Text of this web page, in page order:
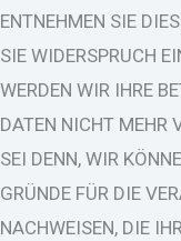
ENTNEHMEN SIE
SIE WIDERSPRUCH
WERDEN WIR IHRE
DATEN NICHT MEHR
SEI DENN, WIR
GRÜNDE FÜR DIE
NACHWEISEN, DIE